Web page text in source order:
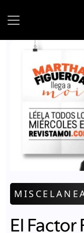
El Factor